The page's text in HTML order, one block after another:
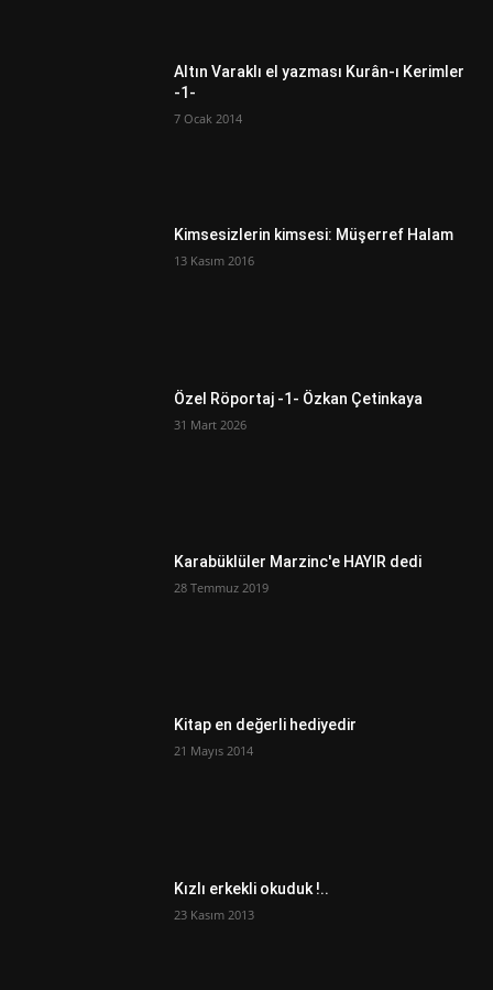
Altın Varaklı el yazması Kurân-ı Kerimler
-1-
7 Ocak 2014
Kimsesizlerin kimsesi: Müşerref Halam
13 Kasım 2016
Özel Röportaj -1- Özkan Çetinkaya
31 Mart 2026
Karabüklüler Marzinc'e HAYIR dedi
28 Temmuz 2019
Kitap en değerli hediyedir
21 Mayıs 2014
Kızlı erkekli okuduk !..
23 Kasım 2013